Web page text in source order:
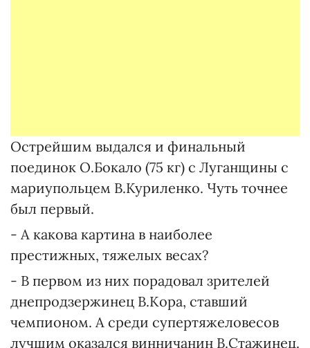
Острейшим выдался и финальный
поединок О.Бокало (75 кг) с Луганщины с
мариупольцем В.Куриленко. Чуть точнее
был первый.
- А какова картина в наиболее
престижных, тяжелых весах?
- В первом из них порадовал зрителей
днепродзержинец В.Кора, ставший
чемпионом. А среди супертяжеловесов
лучшим оказался винничанин В.Стажинец.